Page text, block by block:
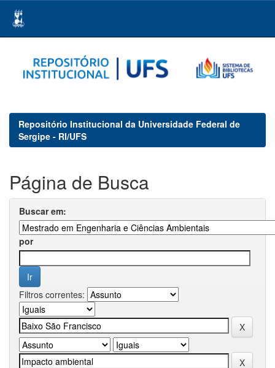
navigation
Repositório Institucional da Universidade Federal de
Sergipe - RI/UFS
Página de Busca
Buscar em:
por
Filtros correntes: